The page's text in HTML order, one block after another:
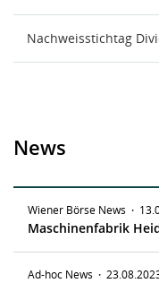
Nachweisstichtag
News
Wiener Börse News ·
Maschinenfabrik
Ad-hoc News ·